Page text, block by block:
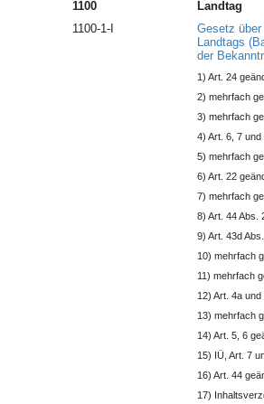
1100
Landtag
1100-1-I
Gesetz
Landtags
der
1) Art. 24
2) mehrfach
3) mehrfach
4) Art. 6, 7
5) mehrfach
6) Art. 22
7) mehrfach
8) Art. 44 Abs.
9) Art. 43d
10) mehrfach
11) mehrfach
12) Art. 4a
13) mehrfach
14) Art. 5, 6
15) IÜ, Art. 7
16) Art. 44
17)